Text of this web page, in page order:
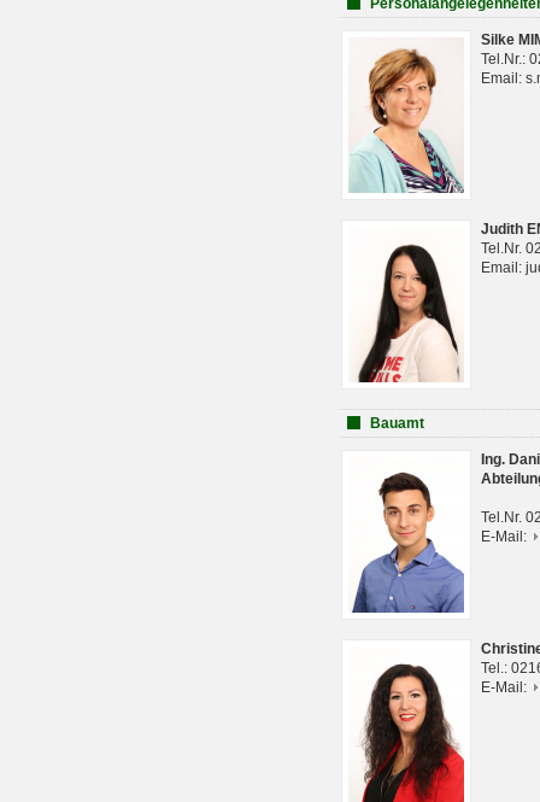
Silke
Tel.Nr.:
Email:
Judith
Tel.Nr.
Email:
Bauamt
Ing.
Tel.Nr.
E-Mail:
Tel.:
E-Mail: